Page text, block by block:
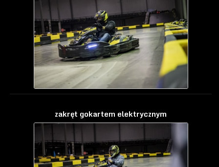
zakręt gokartem elektrycznym